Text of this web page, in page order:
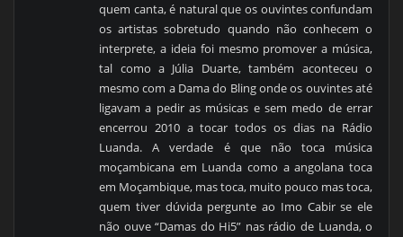
quem canta, é natural que os ouvintes confundam
os artistas sobretudo quando não conhecem o
interprete, a ideia foi mesmo promover a música,
tal como a Júlia Duarte, também aconteceu o
mesmo com a Dama do Bling onde os ouvintes até
ligavam a pedir as músicas e sem medo de errar
encerrou 2010 a tocar todos os dias na Rádio
Luanda. A verdade é que não toca música
moçambicana em Luanda como a angolana toca
em Moçambique, mas toca, muito pouco mas toca,
quem tiver dúvida pergunte ao Imo Cabir se ele
não ouve “Damas do Hi5” nas rádio de Luanda, o